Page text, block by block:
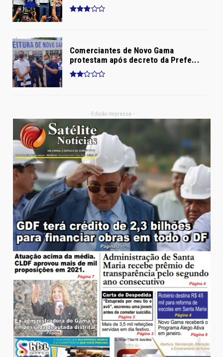
Comerciantes de Novo Gama
protestam após decreto da Prefe...
- Edição Impressa -